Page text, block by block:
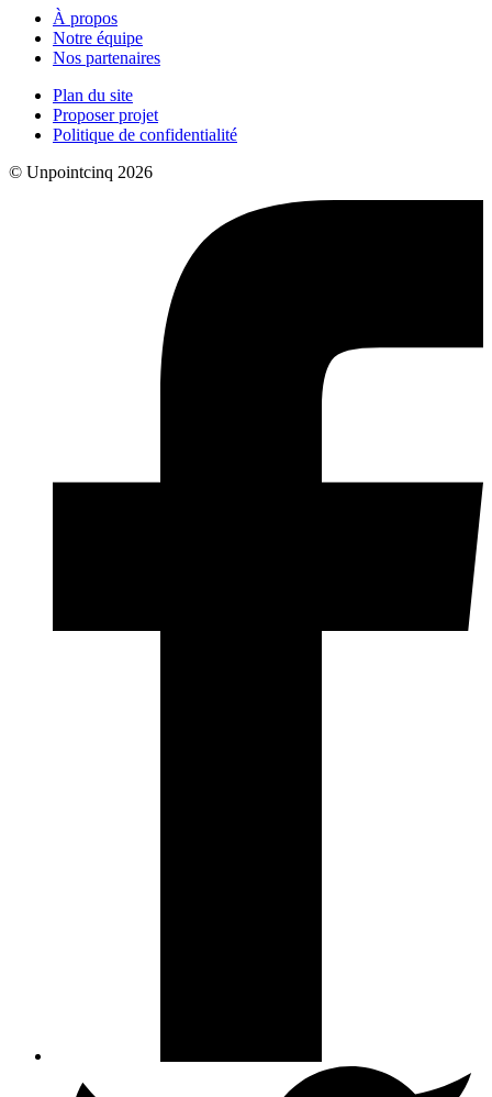
À propos
Notre équipe
Nos partenaires
Plan du site
Proposer projet
Politique de confidentialité
© Unpointcinq 2026